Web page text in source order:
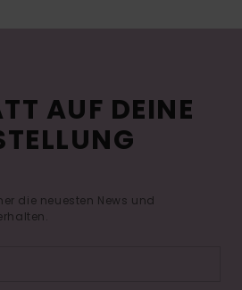
AUF DEINE
die neuesten News und